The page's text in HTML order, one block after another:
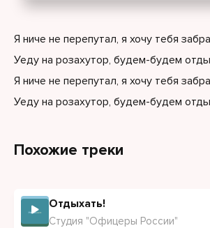
Я ниче не перепутал, я хочу тебя
Уеду на розахутор, будем-будем
Я ниче не перепутал, я хочу тебя
Уеду на розахутор, будем-будем
Похожие треки
Отдыхать!
Студия "Офицеры России"